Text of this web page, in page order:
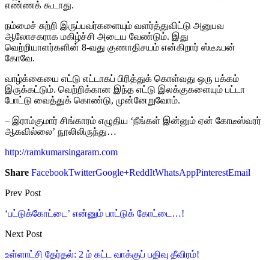
எண்ணக் கூடாது.
நம்மைச் சுற்றி இருப்பவர்களையும் வளர்த்துவிட்டு அனுபவ
ஆலோசகராக மகிழ்ச்சி அடைய வேண்டும். இது
வெற்றியாளர்களின் 8-வது குணாதிசயம் என்கிறார் ஸ்டீஃபன்
கோவே.
வாழ்க்கையை எட்டு எட்டாகப் பிரித்துக் கொள்வது ஒரு பக்கம்
இருக்கட்டும். வெற்றிக்கான இந்த எட்டு இலக்குகளையும் பட்டா
போட்டு வைத்துக் கொண்டு, முன்னேறுவோம்.
– இராம்குமார் சிங்காரம் எழுதிய ‘நீங்கள் இன்னும் ஏன் கோடீஸ்வரர்
ஆகவில்லை’ நூலிலிருந்து…
http://ramkumarsingaram.com
Share FacebookTwitterGoogle+ReddItWhatsAppPinterestEmail
Prev Post
‘பட்டுக்கோட்டை’ என்னும் பாட்டுக் கோட்டை…!
Next Post
உள்ளாட்சி தேர்தல்: 2 ம் கட்ட வாக்குப் பதிவு தீவிரம்!